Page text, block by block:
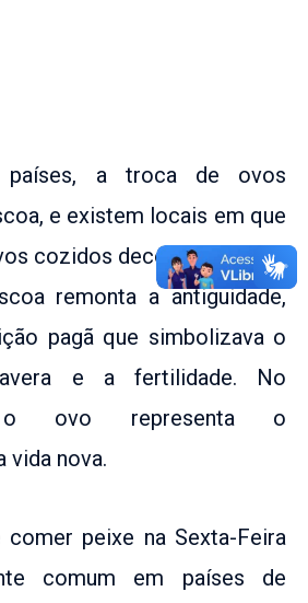
a troca de ovos
e existem locais em que
cozidos decorados. O uso
remonta a antiguidade,
pagã que simbolizava o
e a fertilidade. No
o ovo representa o
vida nova.
peixe na Sexta-Feira
comum em países de